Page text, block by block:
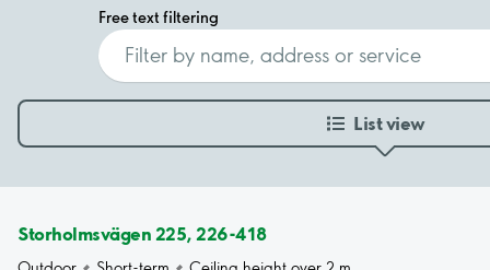
Free text filtering
List view
Storholmsvägen 225, 226-418